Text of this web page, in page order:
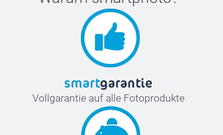
Vollgarantie auf alle Fotoprodukte